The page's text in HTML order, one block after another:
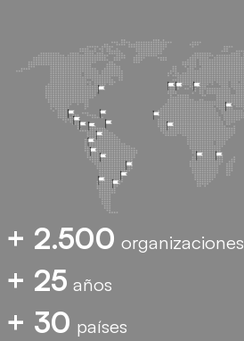
+ 2.500 organizaciones
+ 25 años
+ 30 países